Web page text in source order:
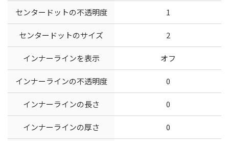
センタードットの不透明度 1
センタードットのサイズ 2
インナーラインを表示 オフ
インナーラインの不透明度 0
インナーラインの長さ 0
インナーラインの厚さ 0